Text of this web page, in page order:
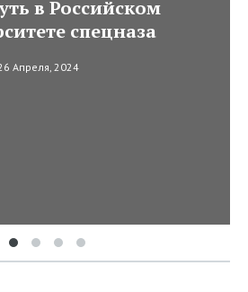
в Российском
спецназа
Апреля, 2024